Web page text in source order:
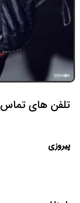
تلفن های تماس
پیروزی